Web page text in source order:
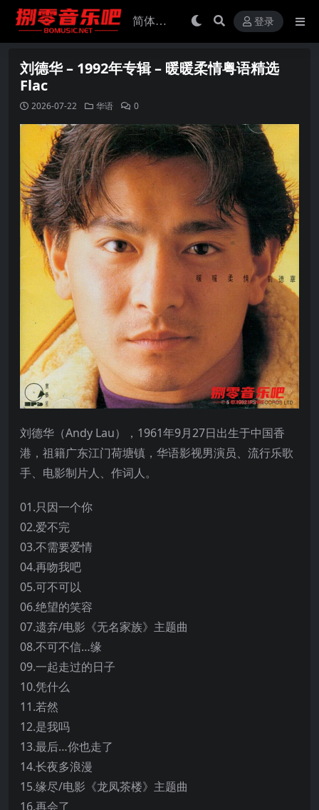
登录
刘德华 – 1992年专辑 – 暖暖柔情粤语精选
Flac
2026-07-22 华语 0
刘德华（Andy Lau），1961年9月27日出生于中国香
港，祖籍广东江门荷塘镇，华语影视男演员、流行乐歌
手、电影制片人、作词人。
01.只因一个你
02.爱不完
03.不需要爱情
04.再吻我吧
05.可不可以
06.绝望的笑容
07.遗弃/电影《无名家族》主题曲
08.不可不信…缘
09.一起走过的日子
10.凭什么
11.若然
12.是我吗
13.最后…你也走了
14.长夜多浪漫
15.缘尽/电影《龙凤茶楼》主题曲
16.再会了